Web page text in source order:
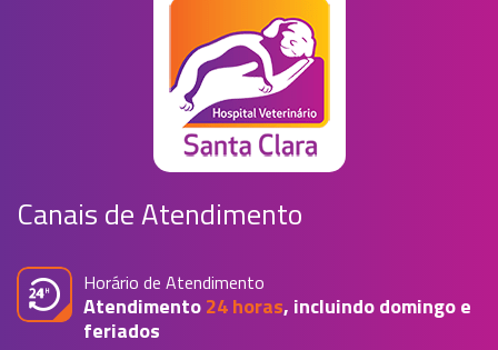
Canais de Atendimento
Horário de Atendimento
Atendimento24 horas, incluindo domingo e
feriados